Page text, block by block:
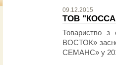
09.12.2015
ТОВ
Товариство з
ВОСТОК»
СЕМАНС» у